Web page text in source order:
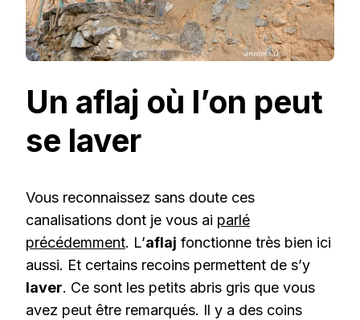
Un aflaj où l’on peut
se laver
Vous reconnaissez sans doute ces
canalisations dont je vous ai parlé
précédemment. L’aflaj fonctionne très bien ici
aussi. Et certains recoins permettent de s’y
laver. Ce sont les petits abris gris que vous
avez peut être remarqués. Il y a des coins